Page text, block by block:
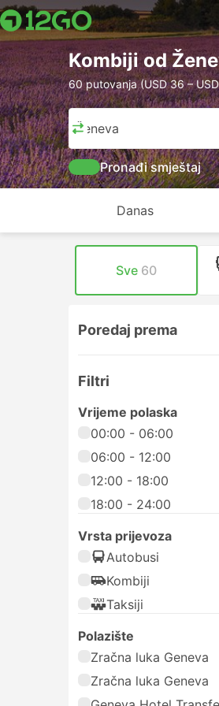
Kombiji od
60 putovanja (USD 36 –
Ženeva
Pronađi smještaj
Danas
Sve 60
Poredaj prema
Filtri
Vrijeme polaska
00:00 - 06:00
06:00 - 12:00
12:00 - 18:00
18:00 - 24:00
Vrsta prijevoza
Autobusi
Kombiji
Taksiji
Polazište
Zračna luka Geneva
Zračna luka Geneva